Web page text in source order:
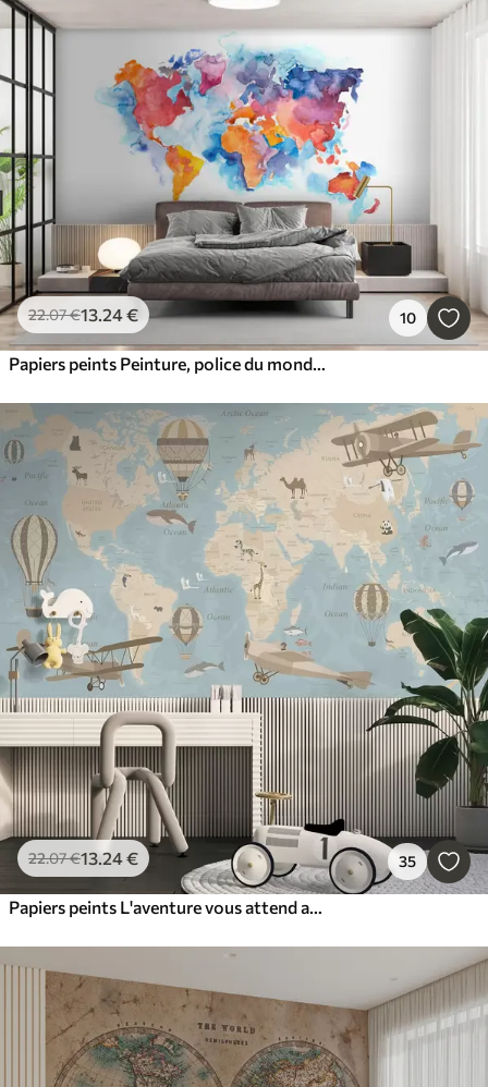
22.07€13.24€ 10
Papiers peints Peinture, police du monde e
22.07€13.24€ 35
Papiers peints L'aventure vous attend aux quatre coins du monde